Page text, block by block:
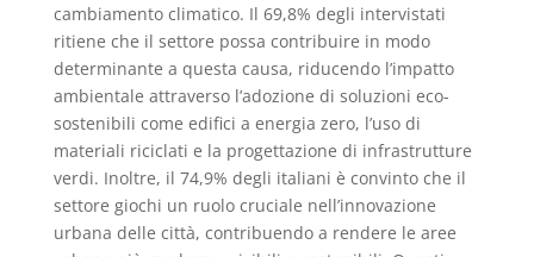
cambiamento climatico. Il 69,8% degli intervistati
ritiene che il settore possa contribuire in modo
determinante a questa causa, riducendo l’impatto
ambientale attraverso l’adozione di soluzioni eco-
sostenibili come edifici a energia zero, l’uso di
materiali riciclati e la progettazione di infrastrutture
verdi. Inoltre, il 74,9% degli italiani è convinto che il
settore giochi un ruolo cruciale nell’innovazione
urbana delle città, contribuendo a rendere le aree